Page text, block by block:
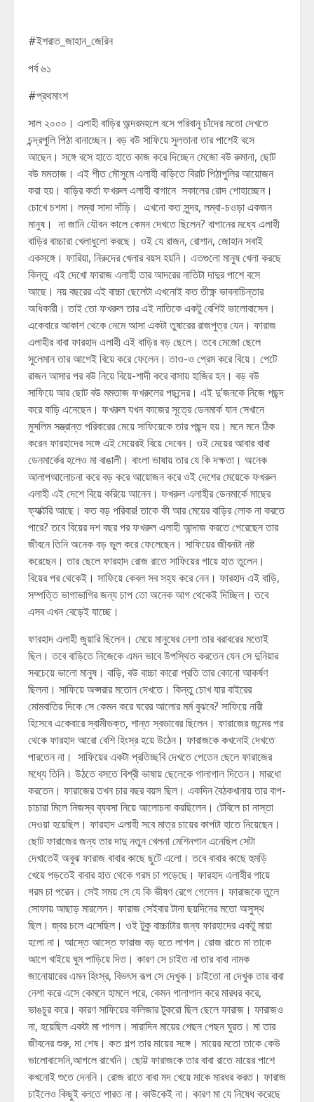
#ইশরাত_জাহান_জেরিন
পর্ব ৬১
#প্রথমাংশ
সাল ২০০০। এলাহী বাড়ির অন্দরমহলে বসে পরিবানু চাঁদের মতো দেখতে
চন্দ্রপুলি পিঠা বানাচ্ছেন। বড় বউ সাফিয়ে সুলতানা তার পাশেই বসে
আছেন। সঙ্গে বসে হাতে হাতে কাজ করে দিচ্ছেন মেজো বউ রুমানা, ছোট
বউ মমতাজ। এই শীত মৌসুমে এলাহী বাড়িতে বিরাট পিঠাপুলির আয়োজন
করা হয়। বাড়ির কর্তা ফখরুল এলাহী বাগানে সকালের রোদ পোহাচ্ছেন।
চোখে চশমা। লম্বা সাদা দাঁড়ি। এখনো কত সুন্দর, লম্বা-চওড়া একজন
মানুষ। না জানি যৌবন কালে কেমন দেখতে ছিলেন? বাগানের মধ্যে এলাহী
বাড়ির বাচ্চারা খেলাধুলো করছে। ওই যে রাজন, রোশান, জোহান সবাই
একসঙ্গে। ফারিয়া, নিরুদের খেলার বয়স হয়নি। এতগুলো মানুষ খেলা করছে
কিন্তু এই দেখো ফারাজ এলাহী তার আদরের নাতিটা দাদুর পাশে বসে
আছে। নয় বছরের এই বাচ্চা ছেলেটা এখনোই কত তীক্ষ্ণ ভাবনাচিন্তার
অধিকারী। তাই তো ফখরুল তার এই নাতিকে একটু বেশিই ভালোবাসেন।
একেবারে আকাশ থেকে নেমে আসা একটা তুষারের রাজপুত্র যেন। ফারাজ
এলাহীর বাবা ফারহাদ এলাহী এই বাড়ির বড় ছেলে। তবে মেজো ছেলে
সুলেমান তার আগেই বিয়ে করে ফেলেন। তাও-ও প্রেম করে বিয়ে। পেটে
রাজন আসার পর বউ নিয়ে বিয়ে-শাদী করে বাসায় হাজির হন। বড় বউ
সাফিয়ে আর ছোট বউ মমতাজ ফখরুলের পছন্দের। এই দু’জনকে নিজে পছন্দ
করে বাড়ি এনেছেন। ফখরুল যখন কাজের সূত্রে ডেনমার্ক যান সেখানে
মুসলিম সম্ভ্রান্ত পরিবারের মেয়ে সাফিয়েকে তার পছন্দ হয়। মনে মনে ঠিক
করেন ফারহাদের সঙ্গে এই মেয়েরই বিয়ে দেবেন। ওই মেয়ের আবার বাবা
ডেনমার্কের হলেও মা বাঙালী। বাংলা ভাষায় তার যে কি দক্ষতা। অনেক
আলাপআলোচনা করে বড় করে আয়োজন করে ওই দেশের মেয়েকে ফখরুল
এলাহী এই দেশে বিয়ে করিয়ে আনেন। ফখরুল এলাহীর ডেনমার্কে মাছের
ফ্যাক্টরি আছে। কত বড় পরিবার! তাকে কী আর মেয়ের বাড়ির লোক না করতে
পারে? তবে বিয়ের দশ বছর পর ফখরুল এলাহী আন্দাজ করতে পেরেছেন তার
জীবনে তিনি অনেক বড় ভুল করে ফেলেছেন। সাফিয়ের জীবনটা নষ্ট
করেছেন। তার ছেলে ফারহাদ রোজ রাতে সাফিয়ের গায়ে হাত তুলেন।
বিয়ের পর থেকেই। সাফিয়ে কেবল সব সহ্য করে নেন। ফারহাদ এই বাড়ি,
সম্পত্তি ভাগাভাগির জন্য চাপ তো অনেক আগ থেকেই দিচ্ছিল। তবে
এসব এখন বেড়েই যাচ্ছে।
ফারহাদ এলাহী জুয়ারি ছিলেন। মেয়ে মানুষের নেশা তার বরাবরের মতোই
ছিল। তবে বাড়িতে নিজেকে এমন ভাবে উপস্থিত করতেন যেন সে দুনিয়ার
সবচেয়ে ভালো মানুষ। বাড়ি, বউ বাচ্চা কারো প্রতি তার কোনো আকর্ষণ
ছিলনা। সাফিয়ে অপ্সরার মতোন দেখতে। কিন্তু চোখ যার বাইরের
মোমবাতির দিকে সে কেমন করে ঘরের আলোর মর্ম বুঝবে? সাফিয়ে নারী
হিসেবে একেবারে স্বামীভক্ত, শান্ত স্বভাবের ছিলেন। ফারাজের জন্মের পর
থেকে ফারহাদ আরো বেশি হিংস্র হয়ে উঠেন। ফারাজকে কখনোই দেখতে
পারতেন না। সাফিয়ের একটা প্রতিচ্ছবি দেখতে পেতেন ছেলে ফারাজের
মধ্যে তিনি। উঠতে বসতে বিশ্রী ভাষায় ছেলেকে গালাগাল দিতেন। মারধো
করতেন। ফারাজের তখন চার বছর বয়স ছিল। একদিন বৈঠকখানায় তার বাপ-
চাচারা মিলে নিজস্ব ব্যবসা নিয়ে আলোচনা করছিলেন। টেবিলে চা নাস্তা
দেওয়া হয়েছিল। ফারহাদ এলাহী সবে মাত্র চায়ের কাপটা হাতে নিয়েছেন।
ছোট ফারাজের জন্য তার দাদু নতুন খেলনা মেশিনগান এনেছিল সেটা
দেখাতেই অবুঝ ফারাজ বাবার কাছে ছুটে এলো। তবে বাবার কাছে হুমড়ি
খেয়ে পড়তেই বাবার হাত থেকে গরম চা পড়েছে। ফারহাদ এলাহীর গায়ে
গরম চা পরেন। সেই সময় সে যে কি ভীষণ রেগে গেলেন। ফারাজকে তুলে
সোফায় আছাড় মারলেন। ফারাজ সেইবার টানা ছয়দিনের মতো অসুস্থ
ছিল। জ্বর চলে এসেছিল। ওই টুকু বাচ্চাটার জন্য ফারহাদের একটু মায়া
হলো না। আস্তে আস্তে ফারাজ বড় হতে লাগল। রোজ রাতে মা তাকে
আগে খাইয়ে ঘুম পাড়িয়ে দিত। কারণ সে চাইত না তার বাবা নামক
জানোয়ারের এমন হিংস্র, বিভৎস রূপ সে দেখুক। চাইতো না দেখুক তার বাবা
নেশা করে এসে কেমনে হামলে পরে, কেমন গালাগাল করে মারধর করে,
ভাঙচুর করে। কারণ সাফিয়ের কলিজার টুকরো ছিল ছেলে ফারাজ। ফারাজও
না, হয়েছিল একটা মা পাগল। সারাদিন মায়ের পেছন পেছন ঘুরত। মা তার
জীবনের শুরু, মা শেষ। কত গল্প তার মায়ের সঙ্গে। মায়ের মতো তাকে কেউ
ভালোবাসেনি,আগলে রাখেনি। ছোট্ট ফারাজকে তার বাবা রাতে মায়ের পাশে
কখনোই শুতে দেননি। রোজ রাতে বাবা মদ খেয়ে মাকে মারধর করত। ফারাজ
চাইলেও কিছুই বলতে পারত না। কাউকেই না। কারণ মা যে নিষেধ করেছে